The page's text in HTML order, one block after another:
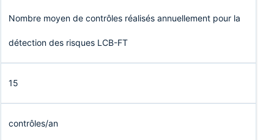
Nombre moyen de contrôles réalisés annuellement pour la
détection des risques LCB-FT
15
contrôles/an